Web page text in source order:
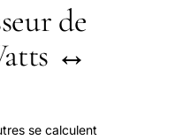
de
↔
se calculent